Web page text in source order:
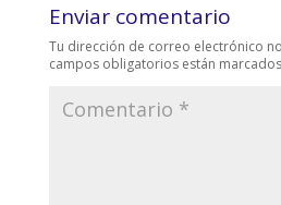
Enviar comentario
Tu dirección de correo electrónico
campos obligatorios están